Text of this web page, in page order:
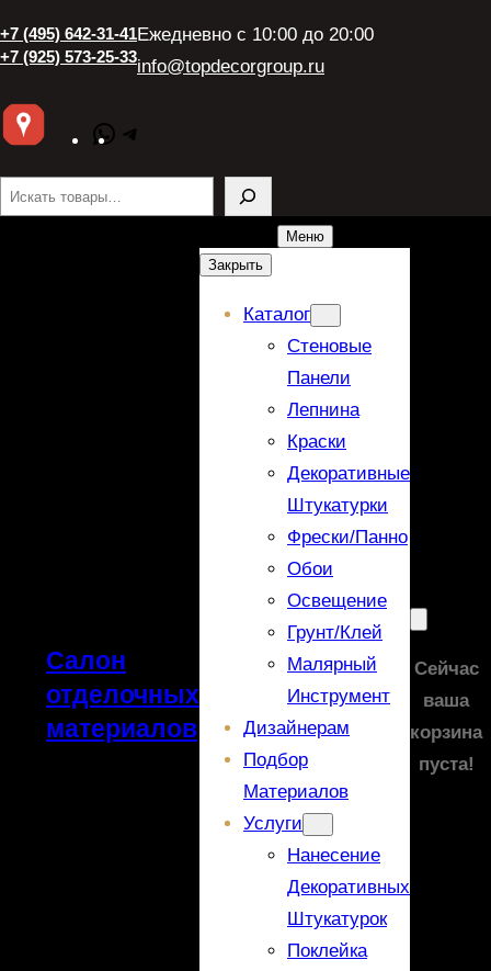
+7 (495) 642-31-41
+7 (925) 573-25-33
Ежедневно с 10:00 до 20:00
info@topdecorgroup.ru
WhatsApp
Поиск
Салон
отделочных
материалов
Меню
Закрыть
Каталог
Стеновые
Панели
Лепнина
Краски
Декоративные
Штукатурки
Фрески/панно
Обои
Освещение
Грунт/Клей
Малярный
Инструмент
Дизайнерам
Подбор
Материалов
Услуги
Нанесение
Декоративных
Штукатурок
Поклейка
Сейчас
ваша
корзина
пуста!